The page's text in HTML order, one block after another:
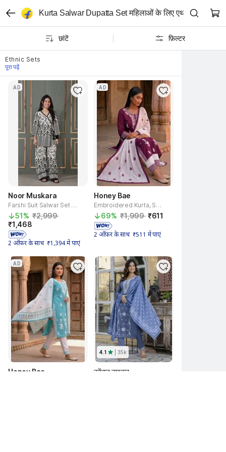
Ethnic Sets
पूरा पढ़ें
Noor Muskara
Farshi Suit Salwar Set Printed Kurta, Salwar & Dupatta Set
51% ₹2,999
₹1,468
2 ऑफ़र के साथ  ₹1,394 में पाएं
AD
Honey Bae
Embroidered Kurta, Salwar & Dupatta Set
69% ₹1,999 ₹611
2 ऑफ़र के साथ  ₹511 में पाएं
AD
Honey Bae
AD
4.1 | 35k
ट्रेंड्ज़ टाइकून
Kurta Salwar Dupatta Set महिलाओं के लिए एथनिक सेट
छांटें फ़िल्टर